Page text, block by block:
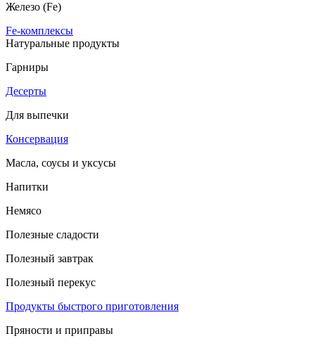
Железо (Fe)
Fe-комплексы
Натуральные продукты
Гарниры
Десерты
Для выпечки
Консервация
Масла, соусы и уксусы
Напитки
Немясо
Полезные сладости
Полезный завтрак
Полезный перекус
Продукты быстрого приготовления
Пряности и приправы